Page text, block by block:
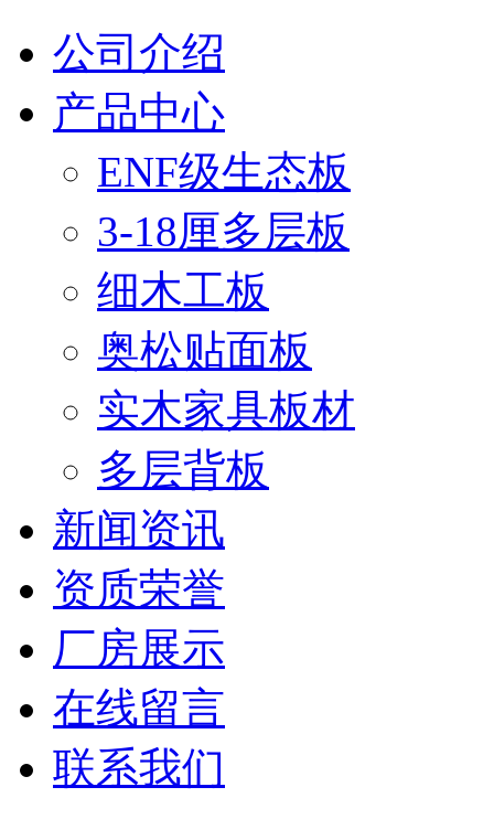
公司介绍
产品中心
ENF级生态板
3-18厘多层板
细木工板
奥松贴面板
实木家具板材
多层背板
新闻资讯
资质荣誉
厂房展示
在线留言
联系我们